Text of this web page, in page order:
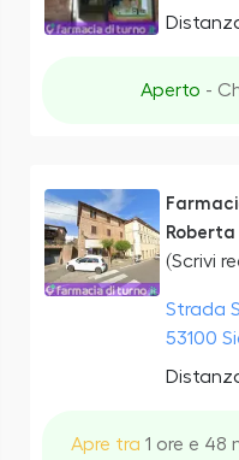
Aperto -
Roberta
(Scrivi
Strada
53100
Apre tra 1 ore e 48